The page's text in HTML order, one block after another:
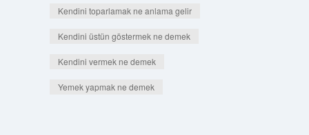
Kendini toparlamak ne anlama gelir
Kendini üstün göstermek ne demek
Kendini vermek ne demek
Yemek yapmak ne demek